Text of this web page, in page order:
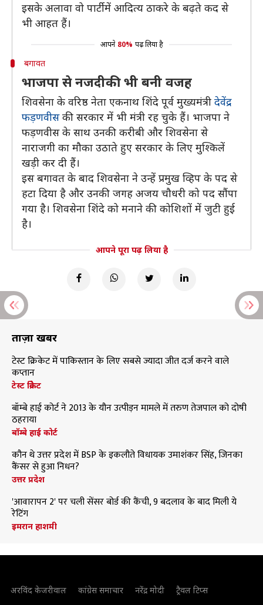
इसके अलावा वो पार्टी में आदित्य ठाकरे के बढ़ते कद से
भी आहत हैं।
आपने 80% पढ़ लिया है
बगावत
भाजपा से नजदीकी भी बनी वजह
शिवसेना के वरिष्ठ नेता एकनाथ शिंदे पूर्व मुख्यमंत्री देवेंद्र
फड़णवीसकी सरकार में भी मंत्री रह चुके हैं। भाजपा ने
फड़णवीस के साथ उनकी करीबी और शिवसेना से
नाराजगी का मौका उठाते हुए सरकार के लिए मुश्किलें
खड़ी कर दी हैं।
इस बगावत के बाद शिवसेना ने उन्हें प्रमुख व्हिप के पद से
हटा दिया है और उनकी जगह अजय चौधरी को पद सौंपा
गया है। शिवसेना शिंदे को मनाने की कोशिशों में जुटी हुई
है।
आपने पूरा पढ़ लिया है
ताज़ा खबरें
टेस्ट क्रिकेट में पाकिस्तान के लिए सबसे ज्यादा जीत दर्ज करने वाले
कप्तान
टेस्ट क्रिकेट
बॉम्बे हाई कोर्ट ने 2013 के यौन उत्पीड़न मामले में तरुण तेजपाल को दोषी
ठहराया
बॉम्बे हाई कोर्ट
कौन थे उत्तर प्रदेश में BSP के इकलौते विधायक उमाशंकर सिंह, जिनका
कैंसर से हुआ निधन?
उत्तर प्रदेश
'आवारापन 2' पर चली सेंसर बोर्ड की कैंची, 9 बदलाव के बाद मिली ये
रेटिंग
इमरान हाशमी
अरविंद केजरीवाल कांग्रेस समाचार नरेंद्र मोदी ट्रैवल टिप्स